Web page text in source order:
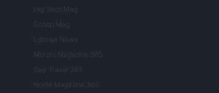
Hig Tech Mag
Scoop Mag
Lgbtqia News
Motors Magazine 365
Day Travel 365
Home Magazine 365